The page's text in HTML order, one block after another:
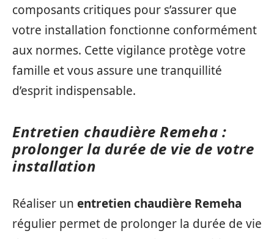
composants critiques pour s’assurer que
votre installation fonctionne conformément
aux normes. Cette vigilance protège votre
famille et vous assure une tranquillité
d’esprit indispensable.
Entretien chaudière Remeha :
prolonger la durée de vie de votre
installation
Réaliser un entretien chaudière Remeha
régulier permet de prolonger la durée de vie